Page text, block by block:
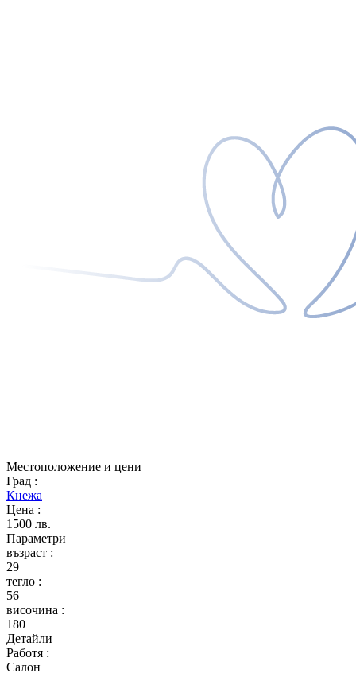
Местоположение и цени
Град :
Кнежа
Цена :
1500 лв.
Параметри
възраст :
29
тегло :
56
височина :
180
Детайли
Работя :
Салон